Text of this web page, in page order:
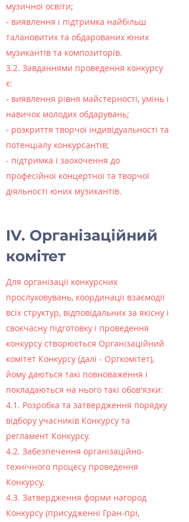
музичної освіти;
- виявлення і підтримка найбільш
талановитих та обдарованих юних
музикантів та композиторів.
3.2. Завданнями проведення конкурсу
є:
- виявлення рівня майстерності, умінь і
навичок молодих обдарувань;
- розкриття творчої індивідуальності та
потенціалу конкурсантів;
- підтримка і заохочення до
професійної концертної та творчої
діяльності юних музикантів.
IV. Організаційний
комітет
Для організації конкурсних
прослуховувань, координації взаємодії
всіх структур, відповідальних за якісну і
своєчасну підготовку і проведення
конкурсу створюється Організаційний
комітет Конкурсу (далі - Оргкомітет),
йому даються такі повноваження і
покладаються на нього такі обов'язки:
4.1. Розробка та затвердження порядку
відбору учасників Конкурсу та
регламент Конкурсу.
4.2. Забезпечення організаційно-
технічного процесу проведення
Конкурсу.
4.3. Затвердження форми нагород
Конкурсу (присудженні Гран-прі,